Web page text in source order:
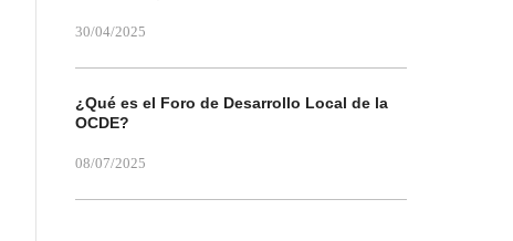
30/04/2025
¿Qué es el Foro de Desarrollo Local de la
OCDE?
08/07/2025